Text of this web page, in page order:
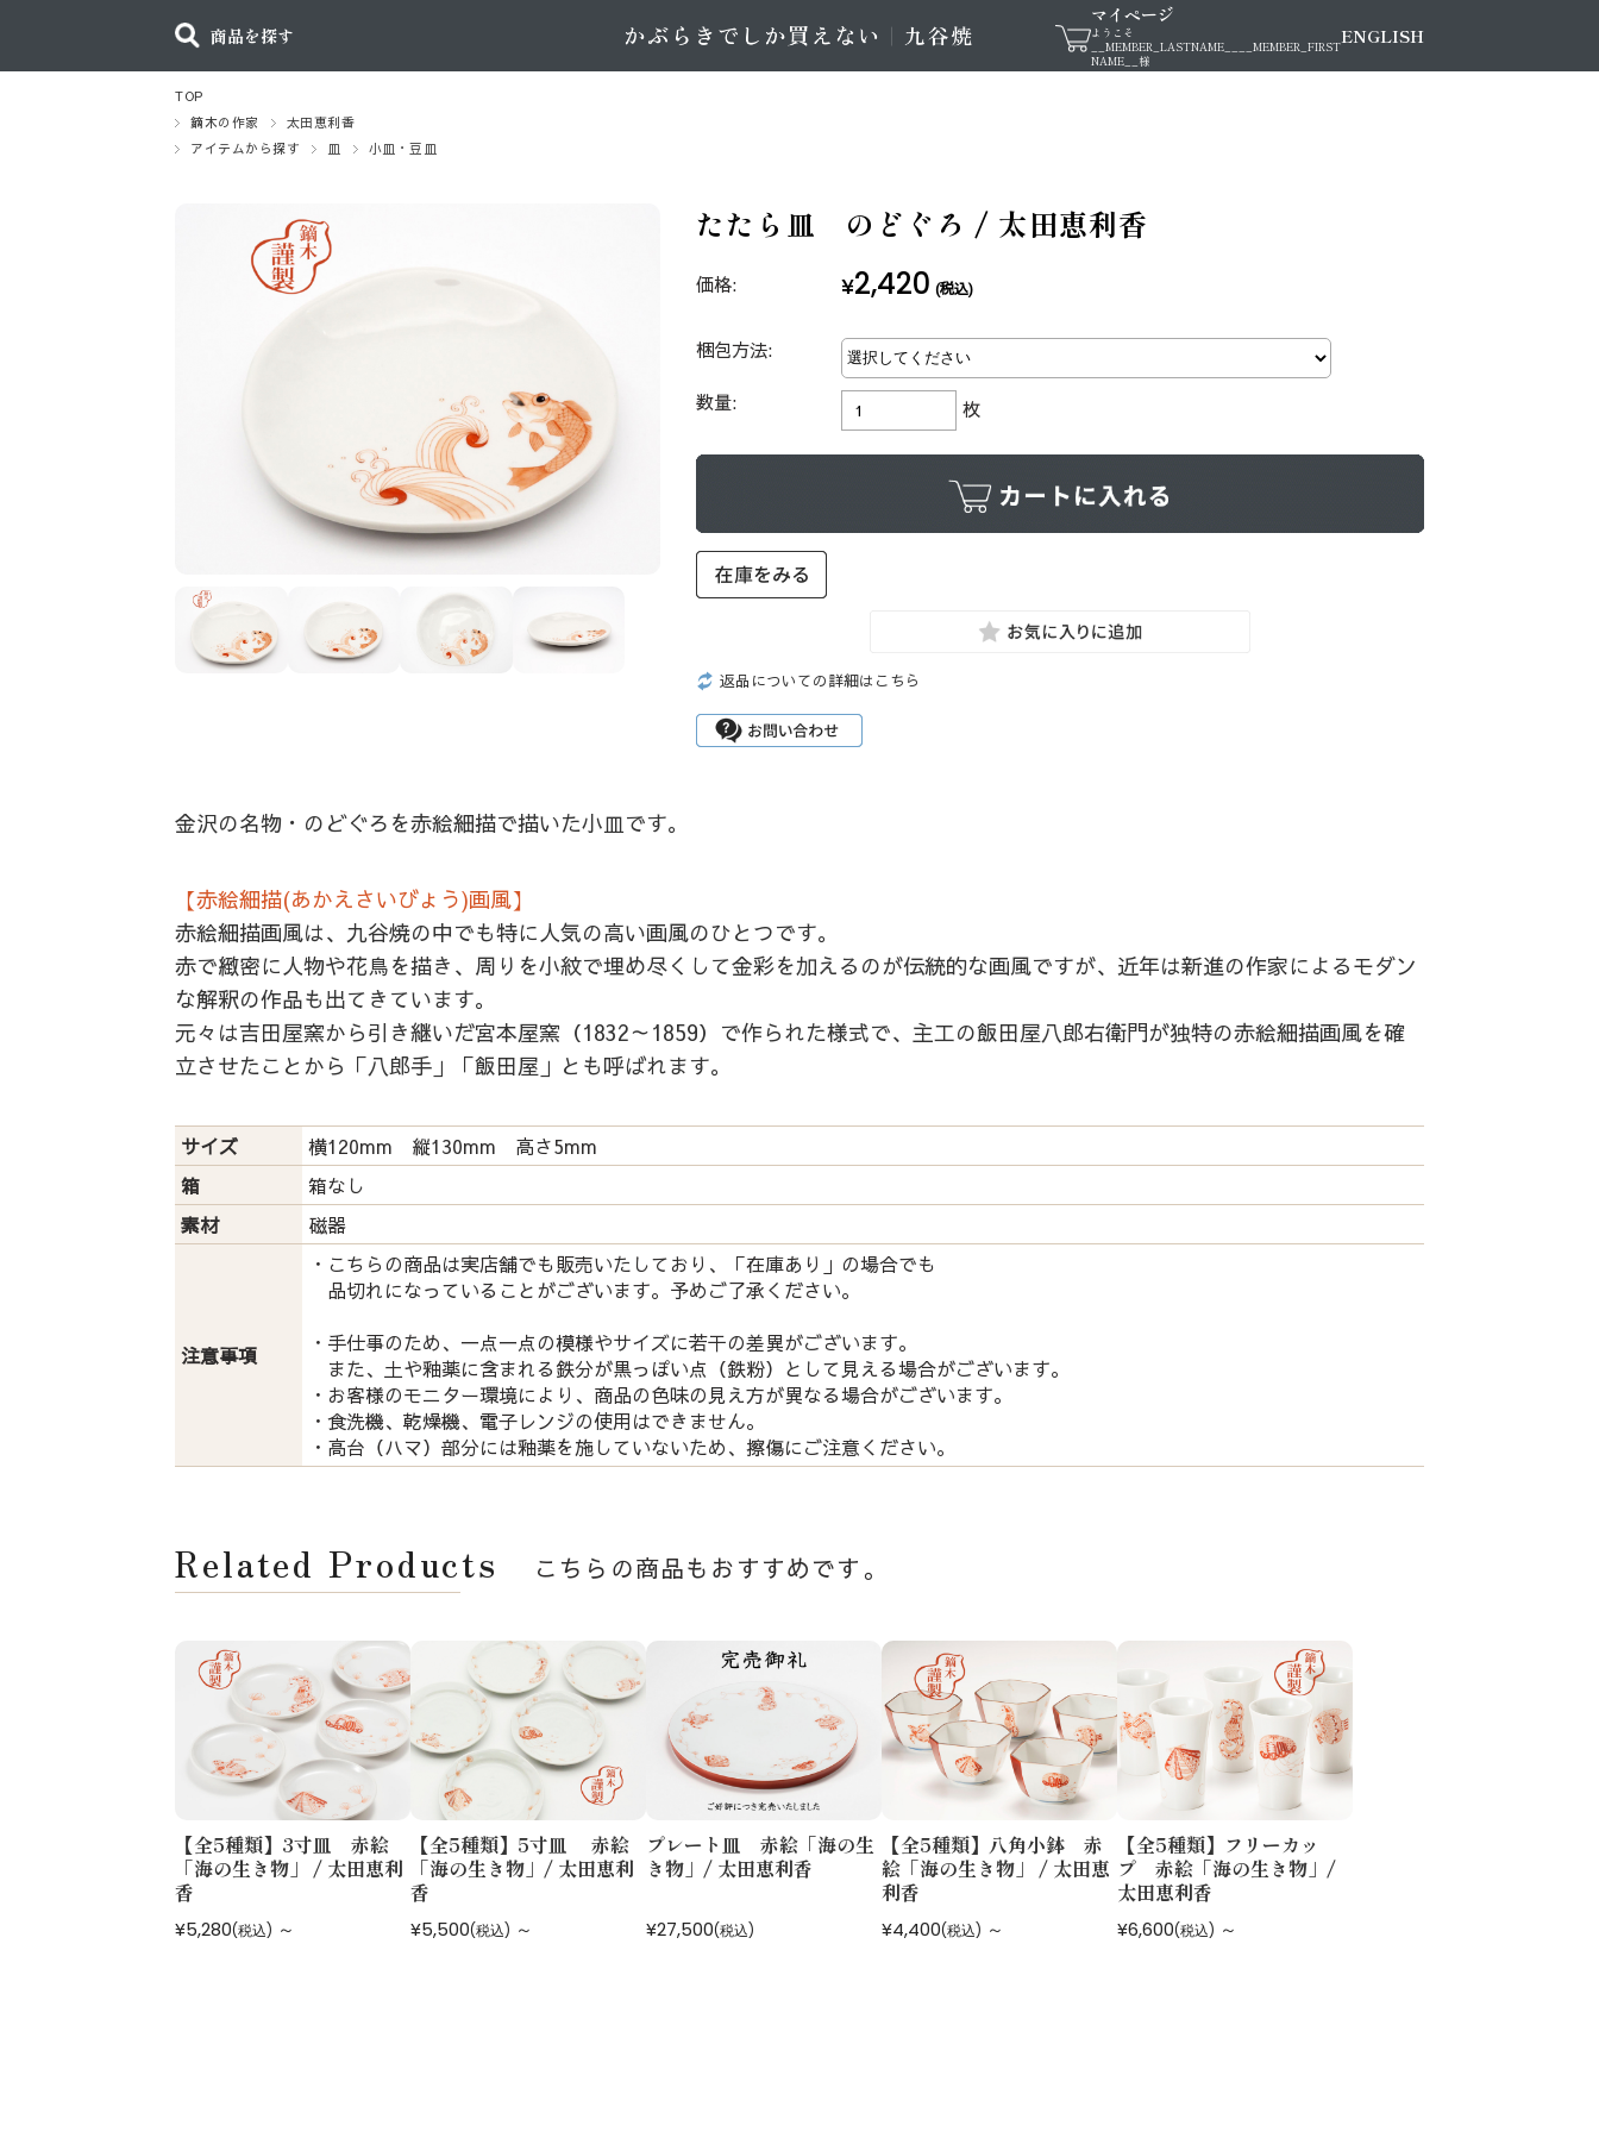
商品を探す
マイページ
ようこそ
__MEMBER_LASTNAME__
__MEMBER_FIRST
NAME__ 様
ENGLISH
TOP
鏑木の作家
太田恵利香
アイテムから探す
皿 小皿・豆皿
たたら皿 のどぐろ / 太田恵利香
価格: ¥2,420 (税込)
梱包方法:
数量: 枚
返品についての詳細はこちら
金沢の名物・のどぐろを赤絵細描で描いた小皿です。
【赤絵細描(あかえさいびょう)画風】
赤絵細描画風は、九谷焼の中でも特に人気の高い画風のひとつです。
赤で緻密に人物や花鳥を描き、周りを小紋で埋め尽くして金彩を加えるのが伝統的な画風ですが、近年は新進の作家によるモダン
な解釈の作品も出てきています。
元々は吉田屋窯から引き継いだ宮本屋窯（1832～1859）で作られた様式で、主工の飯田屋八郎右衛門が独特の赤絵細描画風を確
立させたことから「八郎手」「飯田屋」とも呼ばれます。
サイズ
横120mm 縦130mm 高さ5mm
箱
箱なし
素材
磁器
注意事項
・こちらの商品は実店舗でも販売いたしており、「在庫あり」の場合でも
品切れになっていることがございます。予めご了承ください。
・手仕事のため、一点一点の模様やサイズに若干の差異がございます。
また、土や釉薬に含まれる鉄分が黒っぽい点（鉄粉）として見える場合がございます。
・お客様のモニター環境により、商品の色味の見え方が異なる場合がございます。
・食洗機、乾燥機、電子レンジの使用はできません。
・高台（ハマ）部分には釉薬を施していないため、擦傷にご注意ください。
Related Products
【全5種類】3寸皿 赤絵
「海の生き物」 / 太田恵利
香
¥5,280(税込) ～
【全5種類】5寸皿 赤絵
「海の生き物」/ 太田恵利
香
¥5,500(税込) ～
プレート皿 赤絵「海の生
き物」/ 太田恵利香
¥27,500(税込)
【全5種類】八角小鉢 赤
絵「海の生き物」 / 太田恵
利香
¥4,400(税込) ～
【全5種類】フリーカッ
プ 赤絵「海の生き物」/
太田恵利香
¥6,600(税込) ～